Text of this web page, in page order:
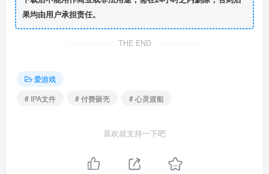
果均由用户承担责任。
THE END
爱游戏
# IPA文件
# 付费砸壳 # 心灵渡船
喜欢就支持一下吧